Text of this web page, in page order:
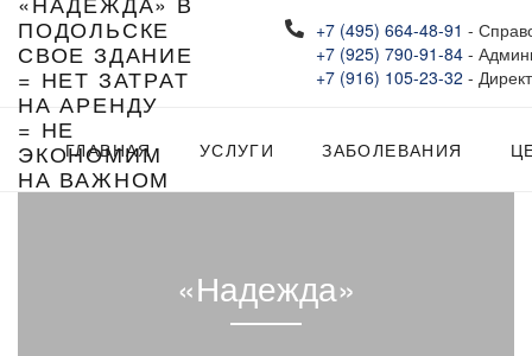
СВОЕ ЗДАНИЕ
= НЕТ ЗАТРАТ
НА АРЕНДУ
= НЕ
ЭКОНОМИМ
НА ВАЖНОМ
+7 (495) 664-48-91 -
+7 (925) 790-91-84-
+7 (916) 105-23-32 -
ГЛАВНАЯ УСЛУГИ ЗАБОЛЕВАНИЯ
«Надежда»